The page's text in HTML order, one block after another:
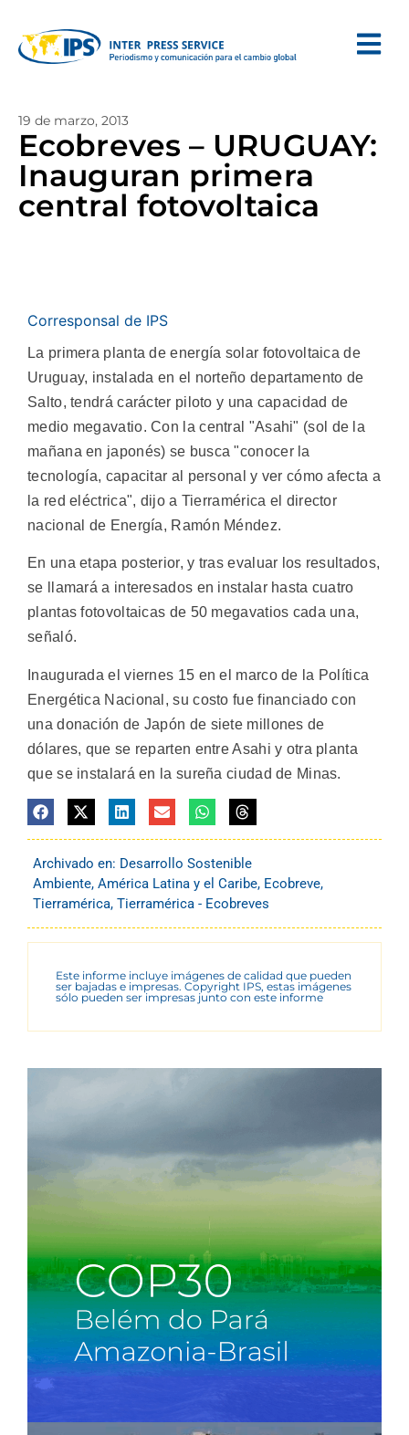
19 de marzo, 2013
Ecobreves – URUGUAY:
Inauguran primera
central fotovoltaica
Corresponsal de IPS
La primera planta de energía solar fotovoltaica de
Uruguay, instalada en el norteño departamento de
Salto, tendrá carácter piloto y una capacidad de
medio megavatio.Con la central "Asahi" (sol de la
mañana en japonés) se busca "conocer la
tecnología, capacitar al personal y ver cómo afecta a
la red eléctrica", dijo a Tierramérica el director
nacional de Energía, Ramón Méndez.
En una etapa posterior, y tras evaluar los resultados,
se llamará a interesados en instalar hasta cuatro
plantas fotovoltaicas de 50 megavatios cada una,
señaló.
Inaugurada el viernes 15 en el marco de la Política
Energética Nacional, su costo fue financiado con
una donación de Japón de siete millones de
dólares, que se reparten entre Asahi y otra planta
que se instalará en la sureña ciudad de Minas.
Archivado en: Desarrollo Sostenible
Ambiente, América Latina y el Caribe, Ecobreve,
Tierramérica, Tierramérica - Ecobreves
Este informe incluye imágenes de calidad que pueden
ser bajadas e impresas. Copyright IPS, estas imágenes
sólo pueden ser impresas junto con este informe